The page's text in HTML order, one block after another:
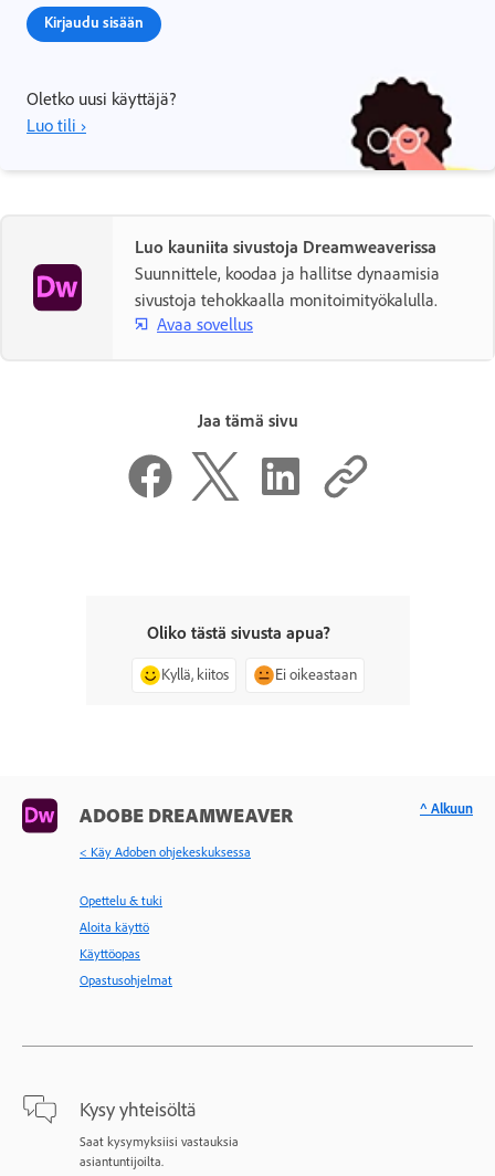
Kirjaudu sisään
Oletko uusi käyttäjä?
Luo tili ›
Luo kauniita sivustoja Dreamweaverissa
Suunnittele, koodaa ja hallitse dynaamisia
sivustoja tehokkaalla monitoimityökalulla.
Avaa sovellus
Jaa tämä sivu
Oliko tästä sivusta apua?
Kyllä, kiitos Ei oikeastaan
ADOBE DREAMWEAVER
< Käy Adoben ohjekeskuksessa
Opettelu & tuki
Aloita käyttö
Käyttöopas
Opastusohjelmat
Kysy yhteisöltä
Saat kysymyksiisi vastauksia
asiantuntijoilta.
^ Alkuun